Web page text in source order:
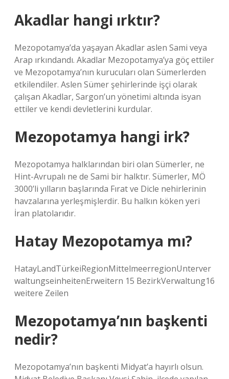
Akadlar hangi ırktır?
Mezopotamya’da yaşayan Akadlar aslen Sami veya
Arap ırkındandı. Akadlar Mezopotamya’ya göç ettiler
ve Mezopotamya’nın kurucuları olan Sümerlerden
etkilendiler. Aslen Sümer şehirlerinde işçi olarak
çalışan Akadlar, Sargon’un yönetimi altında isyan
ettiler ve kendi devletlerini kurdular.
Mezopotamya hangi irk?
Mezopotamya halklarından biri olan Sümerler, ne
Hint-Avrupalı ​​ne de Sami bir halktır. Sümerler, MÖ
3000’li yılların başlarında Fırat ve Dicle nehirlerinin
havzalarına yerleşmişlerdir. Bu halkın köken yeri
İran platolarıdır.
Hatay Mezopotamya mı?
HatayLandTürkeiRegionMittelmeerregionUnterver
waltungseinheitenErweitern 15 BezirkVerwaltung16
weitere Zeilen
Mezopotamya’nın başkenti
nedir?
Mezopotamya’nın başkenti Midyat’a hayırlı olsun.